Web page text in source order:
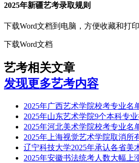
2025年新疆艺考录取规则
下载Word文档到电脑，方便收藏和打
下载Word文档
艺考相关文章
发现更多艺考内容
2025年广西艺术学院校考专业名
2025年山东艺术学院9个本科专
2025年河北美术学院校考专业名
2025年上海视觉艺术学院取消所
辽宁科技大学2025年承认各省美
2025年安徽书法统考人数大幅上